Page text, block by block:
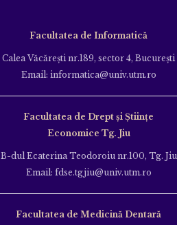
Facultatea de Informatică
Calea Văcăreşti nr.189, sector 4, Bucureşti
Email: informatica@univ.utm.ro
Facultatea de Drept și Științe
Economice Tg. Jiu
B-dul Ecaterina Teodoroiu nr.100, Tg. Jiu
Email: fdse.tgjiu@univ.utm.ro
Facultatea de Medicină Dentară